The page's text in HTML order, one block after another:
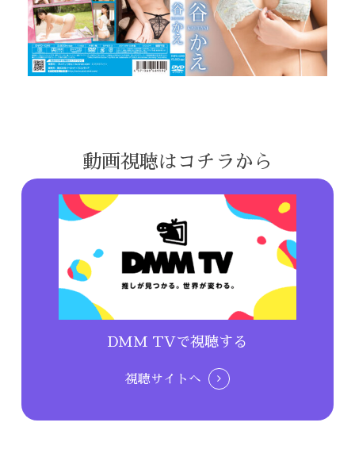
動画視聴はコチラから
DMM TVで視聴する
視聴サイトへ